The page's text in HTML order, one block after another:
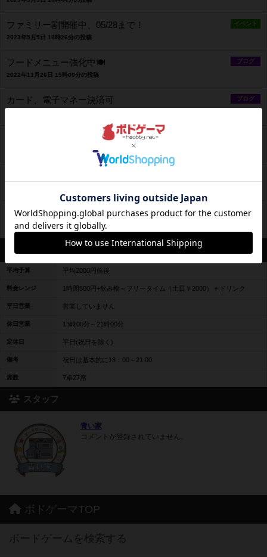
イベント
ファミリー割開催中、05/28まで！
2023年5月5日 18時26分の投稿
ブログ
​フードメニュー強化中🍽
2022年11月26日 15時00分の投稿
ブログ
カード、電子マネー決済可
イベント
マーダーミステリー体験会
2021年2月7日 17時09分の投稿
平均予算 平均2000円前後
料金レンジ 1時間500円+飲み物～フリータイム（土日￥2000）＋ドリンク
平日営業 営業していません
休日営業 13時00分～21時00分
定休日 平日(祝日を除く)
備考 祝日は基本的に13：00～21:00
席数 7卓27席
スタッフ
青い家
コメントが登録されていません。
ボドゲーマTOP
ボードゲームを検索する